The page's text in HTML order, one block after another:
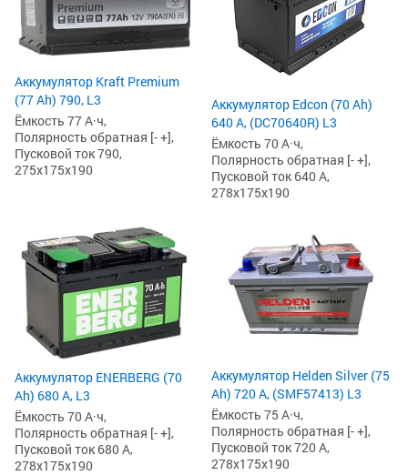
Аккумулятор Kraft Premium
(77 Ah) 790, L3
Ёмкость 77 А·ч,
Полярность обратная [- +],
Пусковой ток 790,
275x175x190
Аккумулятор Edcon (70 Ah)
640 А, (DC70640R) L3
Ёмкость 70 А·ч,
Полярность обратная [- +],
Пусковой ток 640 А,
278x175x190
Аккумулятор ENERBERG (70
Ah) 680 А, L3
Ёмкость 70 А·ч,
Полярность обратная [- +],
Пусковой ток 680 А,
278x175x190
Аккумулятор Helden Silver (75
Ah) 720 А, (SMF57413) L3
Ёмкость 75 А·ч,
Полярность обратная [- +],
Пусковой ток 720 А,
278x175x190